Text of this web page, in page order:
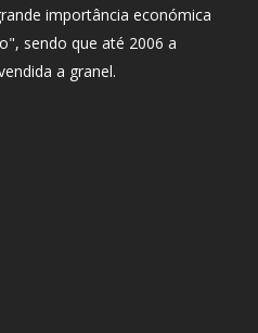
importância económica
sendo que até 2006 a
a granel.